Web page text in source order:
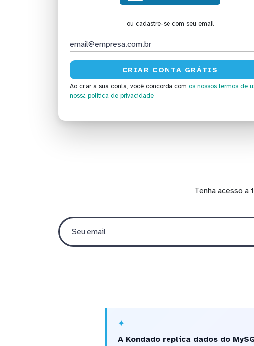
ou cadastre-se com seu email
Ao criar a sua conta, você concorda com os nossos termos de
nossa política de privacidade
Tenha acesso a
A Kondado replica dados do